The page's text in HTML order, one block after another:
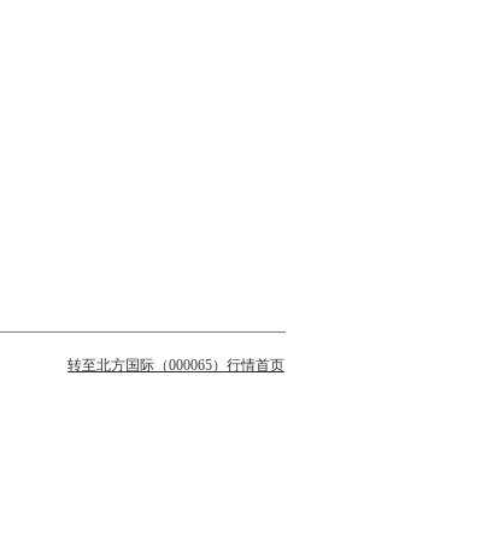
转至北方国际（000065）行情首页